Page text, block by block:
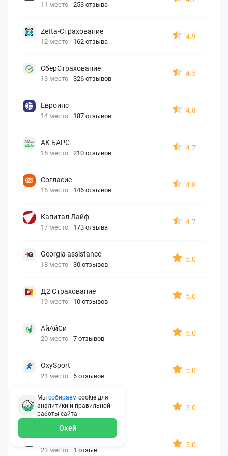
11 место 253 отзыва
Zetta-Страхование
12 место 162 отзыва
4.9
СберСтрахование
13 место 326 отзывов
4.5
Евроинс
14 место 187 отзывов
4.8
АК БАРС
15 место 210 отзывов
4.7
Согласие
16 место 146 отзывов
4.8
Капитал Лайф
17 место 173 отзыва
4.7
Georgia assistance
18 место 30 отзывов
5.0
Д2 Страхование
19 место 10 отзывов
5.0
АйАйСи
20 место 7 отзывов
5.0
OxySport
21 место 6 отзывов
5.0
ERGO AXA
22 место 2 отзыва
5.0
Oxy Travel Premium
23 место 1 отзыв
5.0
Мы собираем cookie для
аналитики и правильной
работы сайта
Окей